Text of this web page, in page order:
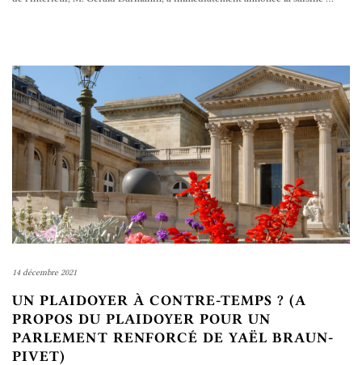
14 décembre 2021
UN PLAIDOYER À CONTRE-TEMPS ? (A
PROPOS DU PLAIDOYER POUR UN
PARLEMENT RENFORCÉ DE YAËL BRAUN-
PIVET)